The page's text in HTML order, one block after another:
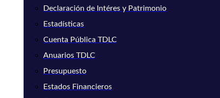
Declaración de Intéres y Patrimonio
Estadísticas
Cuenta Pública TDLC
Anuarios TDLC
Presupuesto
Estados Financieros